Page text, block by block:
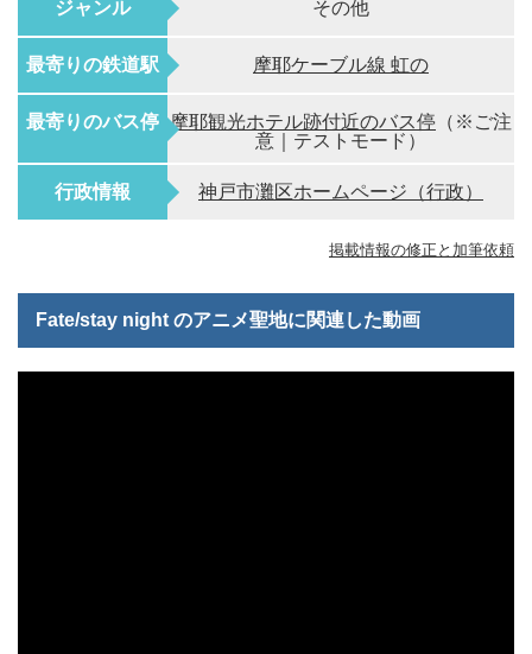
ジャンル その他
最寄りの鉄道駅 摩耶ケーブル線 虹の
最寄りのバス停 摩耶観光ホテル跡付近のバス停 （※ご注
意｜テストモード）
行政情報 神戸市灘区ホームページ（行政）
掲載情報の修正と加筆依頼
Fate/stay night のアニメ聖地に関連した動画